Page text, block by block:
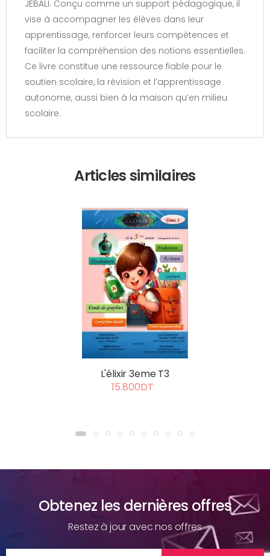
JEBALI. Conçu comme un support pédagogique, il
vise à accompagner les élèves dans leur
apprentissage, renforcer leurs compétences et
faciliter la compréhension des notions essentielles.
Ce livre constitue une ressource fiable pour le
soutien scolaire, la révision et l’apprentissage
autonome, aussi bien à la maison qu’en milieu
scolaire.
Articles similaires
L'élixir 3eme T3
15.800DT
Obtenez les dernières offres
Restez à jour avec nos offres